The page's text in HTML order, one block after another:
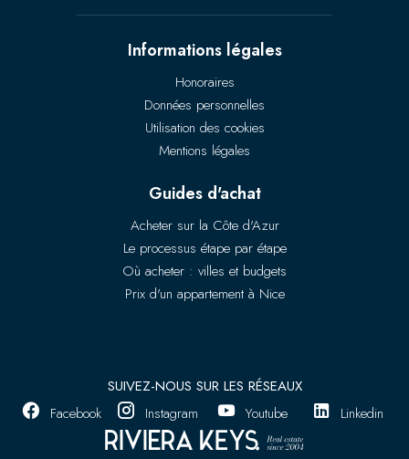
Informations légales
Honoraires
Données personnelles
Utilisation des cookies
Mentions légales
Guides d'achat
Acheter sur la Côte d'Azur
Le processus étape par étape
Où acheter : villes et budgets
Prix d'un appartement à Nice
SUIVEZ-NOUS SUR LES RÉSEAUX
Facebook
Instagram Youtube Linkedin